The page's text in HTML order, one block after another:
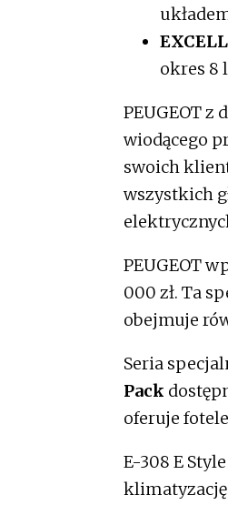
okres 8
PEUGEOT
wiodącego
swoich
wszystkich
PEUGEOT
000 zł. Ta
obejmuje
Seria
Pack
oferuje
E-308 E